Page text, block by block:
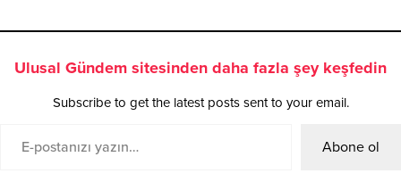
Ulusal Gündem sitesinden daha fazla şey keşfedin
Subscribe to get the latest posts sent to your email.
Abone ol